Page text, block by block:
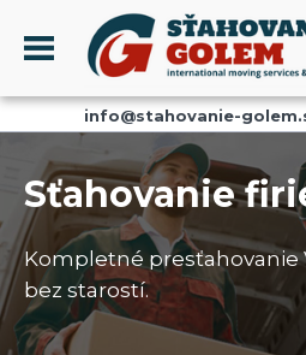
Menu
PROFIL
SŤAHOVANIE - SŤAHOVACIE
DOPRAVA - DOPRAVNÉ
AKCIE A ZĽAVY
SKLADOVANIE
REFERENCIE
info@stahovanie-
Sťahovanie
Kompletné presťahovanie
bez starostí.